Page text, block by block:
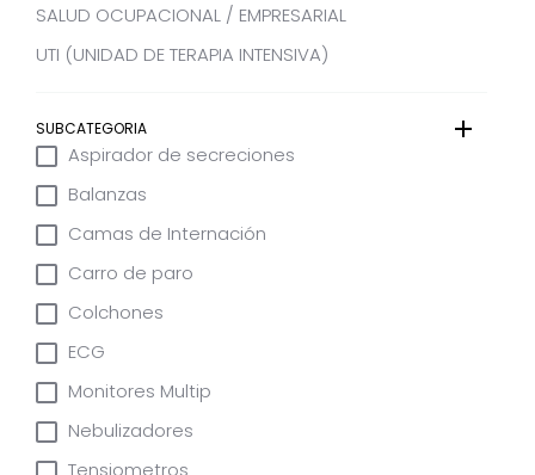
SALUD OCUPACIONAL / EMPRESARIAL
UTI (UNIDAD DE TERAPIA INTENSIVA)
SUBCATEGORIA
Aspirador de secreciones
Balanzas
Camas de Internación
Carro de paro
Colchones
ECG
Monitores Multip
Nebulizadores
Tensiometros